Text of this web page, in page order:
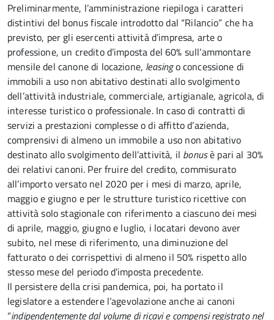
Preliminarmente, l’amministrazione riepiloga i caratteri
distintivi del bonus fiscale introdotto dal “Rilancio” che ha
previsto, per gli esercenti attività d’impresa, arte o
professione, un credito d’imposta del 60% sull’ammontare
mensile del canone di locazione, leasingo concessione di
immobili a uso non abitativo destinati allo svolgimento
dell’attività industriale, commerciale, artigianale, agricola, di
interesse turistico o professionale. In caso di contratti di
servizi a prestazioni complesse o di affitto d’azienda,
comprensivi di almeno un immobile a uso non abitativo
destinato allo svolgimento dell’attività, il bonusè pari al 30%
dei relativi canoni. Per fruire del credito, commisurato
all’importo versato nel 2020 per i mesi di marzo, aprile,
maggio e giugno e per le strutture turistico ricettive con
attività solo stagionale con riferimento a ciascuno dei mesi
di aprile, maggio, giugno e luglio, i locatari devono aver
subito, nel mese di riferimento, una diminuzione del
fatturato o dei corrispettivi di almeno il 50% rispetto allo
stesso mese del periodo d’imposta precedente.
Il persistere della crisi pandemica, poi, ha portato il
legislatore a estendere l’agevolazione anche ai canoni
“indipendentemente dal volume di ricavi e compensi registrato nel